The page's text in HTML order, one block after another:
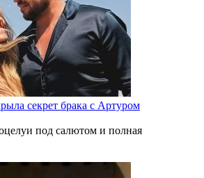
секрет брака с Артуром
под салютом и полная